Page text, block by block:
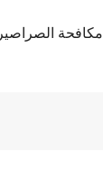
مكافحة الصراصير